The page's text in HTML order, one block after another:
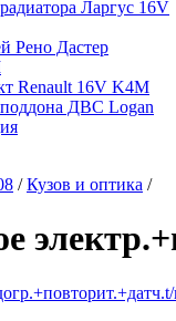
Ларгус 16V
Рено Дастер
Renault 16V K4M
ДВС Logan
/ Кузов и оптика /